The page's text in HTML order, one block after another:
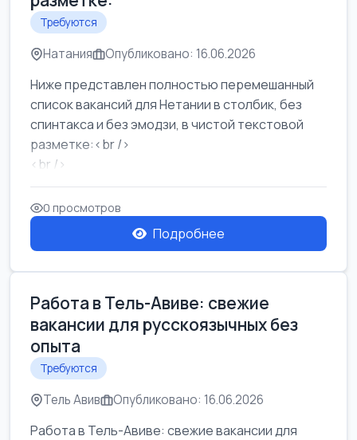
Требуются
Натания Опубликовано: 16.06.2026
Ниже представлен полностью перемешанный
список вакансий для Нетании в столбик, без
спинтакса и без эмодзи, в чистой текстовой
разметке:<br />
<br />
Работа в Нетании на мебельном производстве:
требу...
0 просмотров
Подробнее
Работа в Тель-Авиве: свежие
вакансии для русскоязычных без
опыта
Требуются
Тель Авив Опубликовано: 16.06.2026
Работа в Тель-Авиве: свежие вакансии для